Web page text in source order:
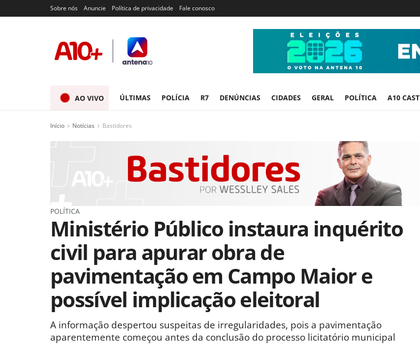
Sobre nós Anuncie Política de privacidade Fale conosco
AO VIVO ÚLTIMAS POLÍCIA R7 DENÚNCIAS CIDADES GERAL POLÍTICA A10 CAST
Início Notícias Bastidores
POLÍTICA
Ministério Público instaura inquérito
civil para apurar obra de
pavimentação em Campo Maior e
possível implicação eleitoral
A informação despertou suspeitas de irregularidades, pois a pavimentação
aparentemente começou antes da conclusão do processo licitatório municipal